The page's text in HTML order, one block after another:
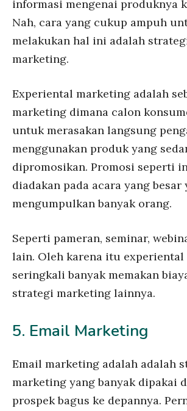
informasi mengenai produknya
Nah, cara yang cukup ampuh
melakukan hal ini adalah
marketing.
Experiental marketing adalah
marketing dimana calon
untuk merasakan langsung
menggunakan produk yang
dipromosikan. Promosi seperti
diadakan pada acara yang besar
mengumpulkan banyak orang.
Seperti pameran, seminar,
lain. Oleh karena itu
seringkali banyak memakan
strategi marketing lainnya.
5. Email Marketing
Email marketing adalah adalah
marketing yang banyak dipakai
prospek bagus ke depannya.